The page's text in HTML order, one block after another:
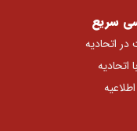
سریع
اتحادیه
اتحادیه